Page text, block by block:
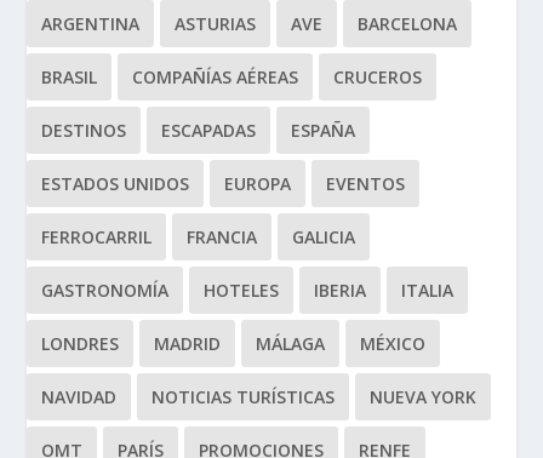
ARGENTINA ASTURIAS AVE BARCELONA
BRASIL COMPAÑÍAS AÉREAS CRUCEROS
DESTINOS ESCAPADAS ESPAÑA
ESTADOS UNIDOS EUROPA EVENTOS
FERROCARRIL FRANCIA GALICIA
GASTRONOMÍA HOTELES IBERIA ITALIA
LONDRES MADRID MÁLAGA MÉXICO
NAVIDAD NOTICIAS TURÍSTICAS NUEVA YORK
OMT PARÍS PROMOCIONES RENFE